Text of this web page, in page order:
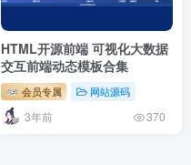
HTML开源前端 可视化大数据
交互前端动态模板合集
会员专属 网站源码
3年前 370